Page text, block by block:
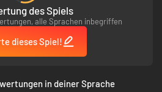
Unterbrechungen, Gegenangriffen und
des Spiels
alle Sprachen inbegriffen
dieses Spiel!
in deiner Sprache